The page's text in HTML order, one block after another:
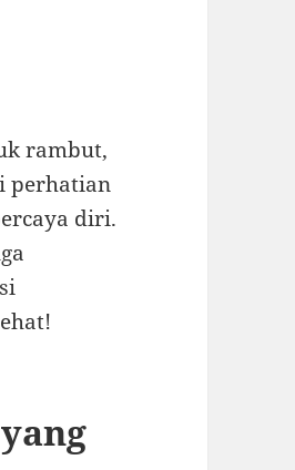
rambut,
perhatian
diri.